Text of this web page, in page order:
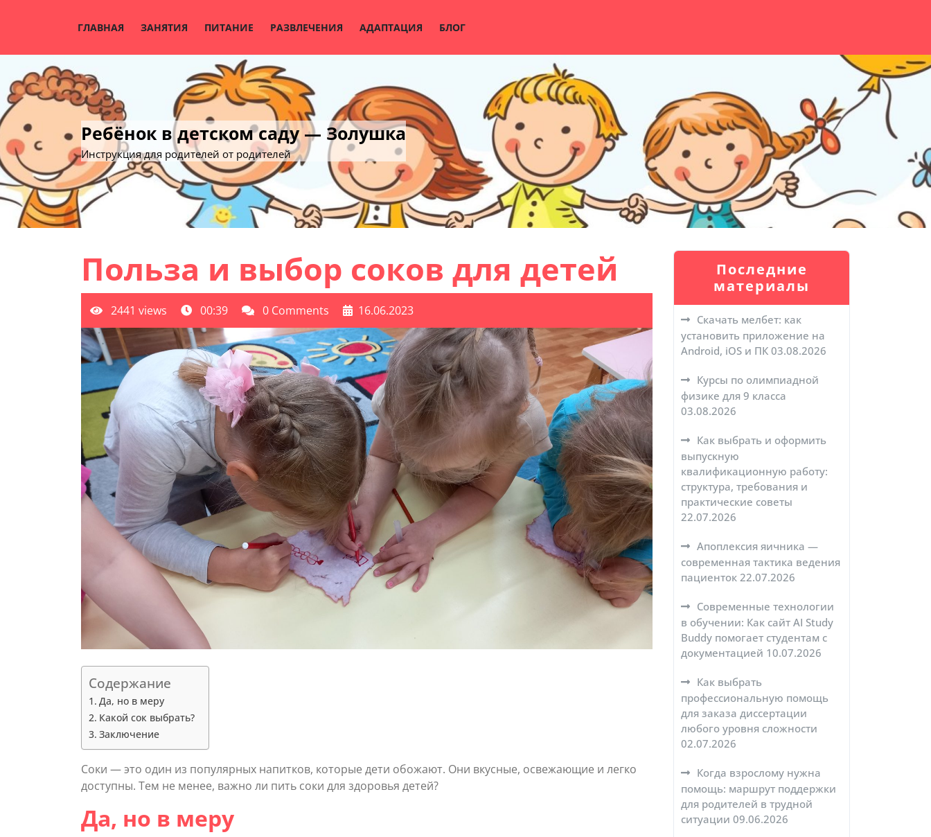
ГЛАВНАЯ ЗАНЯТИЯ ПИТАНИЕ РАЗВЛЕЧЕНИЯ АДАПТАЦИЯ БЛОГ
Ребёнок в детском саду — Золушка
Инструкция для родителей от родителей
Польза и выбор соков для детей
2441 views 00:39 0 Comments 16.06.2023
Содержание
Да, но в меру
Какой сок выбрать?
Заключение
Соки — это один из популярных напитков, которые дети обожают. Они вкусные, освежающие и легко
доступны. Тем не менее, важно ли пить соки для здоровья детей?
Да, но в меру
Последние
материалы
Скачать мелбет: как
установить приложение на
Android, iOS и ПК 03.08.2026
Курсы по олимпиадной
физике для 9 класса
03.08.2026
Как выбрать и оформить
выпускную
квалификационную работу:
структура, требования и
практические советы
22.07.2026
Апоплексия яичника —
современная тактика ведения
пациенток 22.07.2026
Современные технологии
в обучении: Как сайт AI Study
Buddy помогает студентам с
документацией 10.07.2026
Как выбрать
профессиональную помощь
для заказа диссертации
любого уровня сложности
02.07.2026
Когда взрослому нужна
помощь: маршрут поддержки
для родителей в трудной
ситуации 09.06.2026